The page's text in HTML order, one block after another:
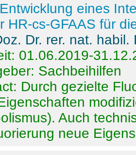
eines
HR-cs-GFAAS für
Dr. rer. nat.
01.06.2019-
Sachbeihilfen
Durch gezielte
Auch
neue